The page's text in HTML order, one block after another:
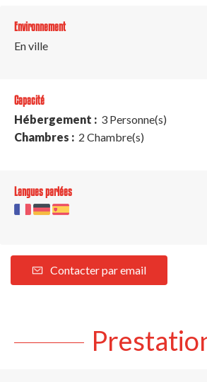
Environnement
En ville
Capacité
Hébergement : 3 Personne(s)
Chambres : 2 Chambre(s)
Langues parlées
Contacter par email